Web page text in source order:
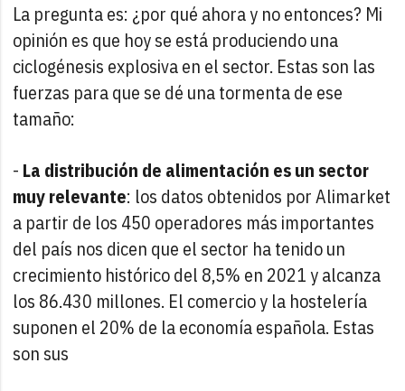
La pregunta es: ¿por qué ahora y no entonces? Mi
opinión es que hoy se está produciendo una
ciclogénesis explosiva en el sector. Estas son las
fuerzas para que se dé una tormenta de ese
tamaño:
- La distribución de alimentación es un sector
muy relevante: los datos obtenidos por Alimarket
a partir de los 450 operadores más importantes
del país nos dicen que el sector ha tenido un
crecimiento histórico del 8,5% en 2021 y alcanza
los 86.430 millones. El comercio y la hostelería
suponen el 20% de la economía española. Estas
son sus